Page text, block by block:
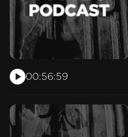
00:56:59